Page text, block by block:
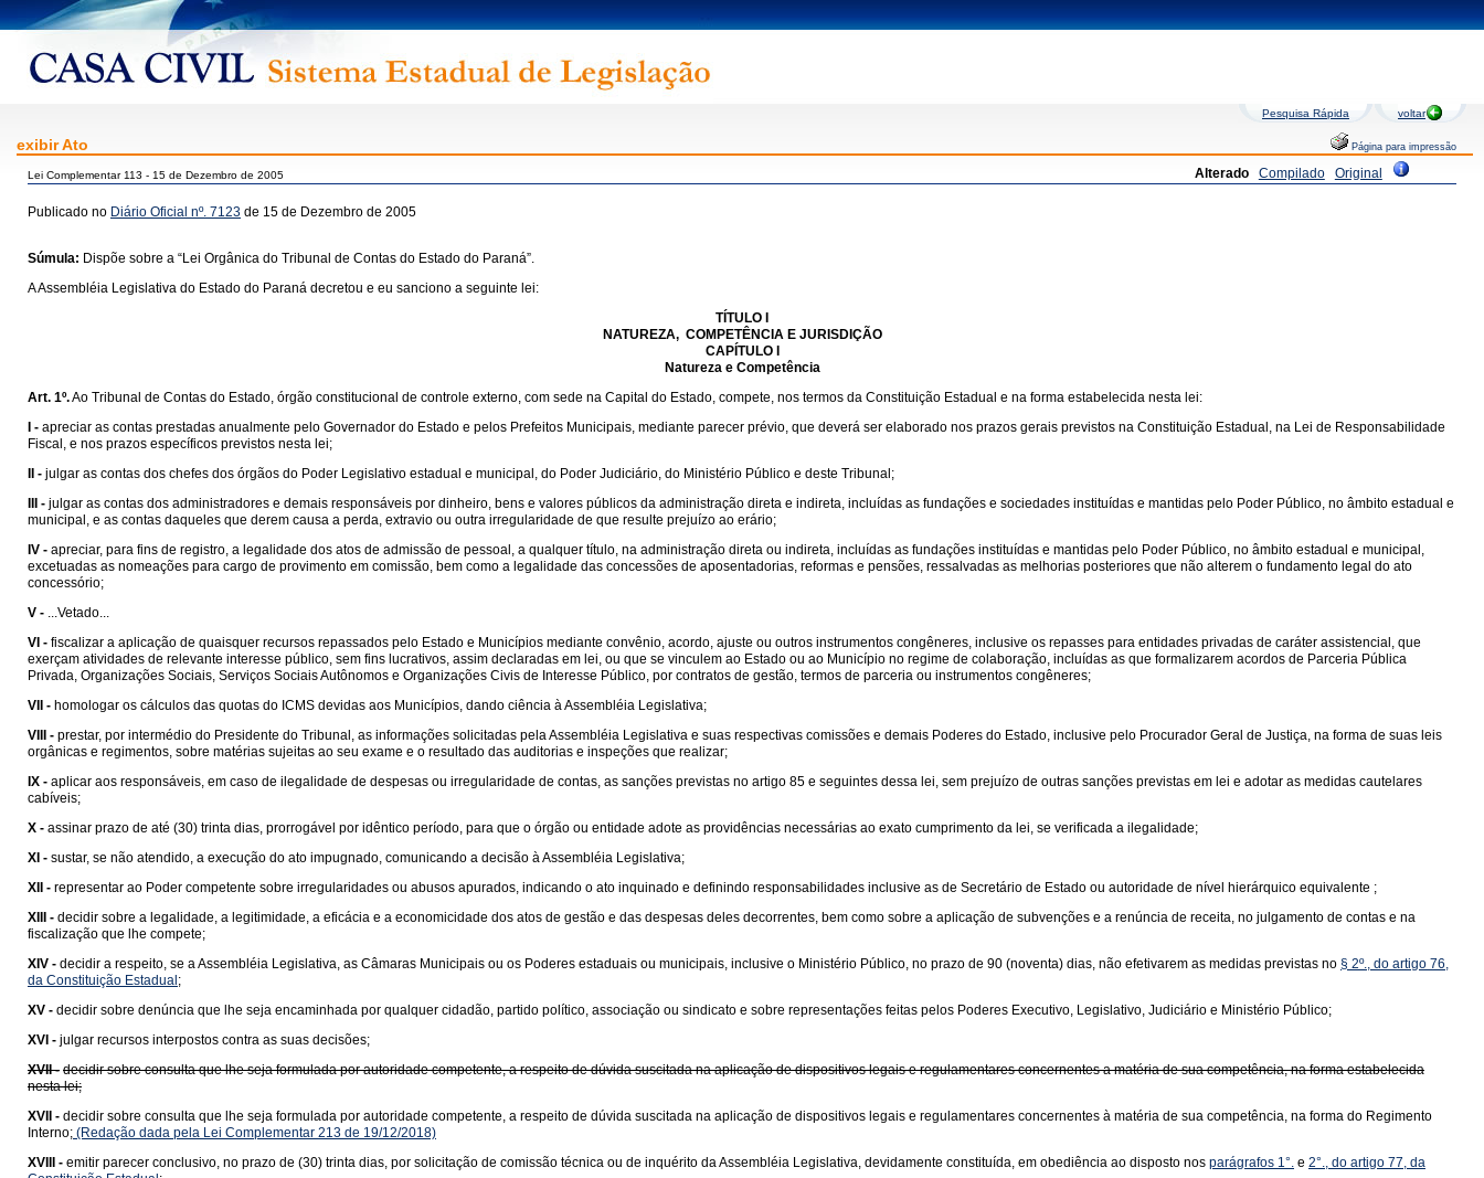
Pesquisa Rápida voltar
exibir Ato Página para impressão
Alterado Compilado Original
Lei Complementar 113 - 15 de Dezembro de 2005
Publicado no Diário Oficial nº. 7123 de 15 de Dezembro de 2005
Súmula: Dispõe sobre a “Lei Orgânica do Tribunal de Contas do Estado do Paraná”.
A Assembléia Legislativa do Estado do Paraná decretou e eu sanciono a seguinte lei:
TÍTULO I
NATUREZA, COMPETÊNCIA E JURISDIÇÃO
CAPÍTULO I
Natureza e Competência
Art. 1º.Ao Tribunal de Contas do Estado, órgão constitucional de controle externo, com sede na Capital do Estado, compete, nos termos da Constituição Estadual e na forma estabelecida nesta lei:
I - apreciar as contas prestadas anualmente pelo Governador do Estado e pelos Prefeitos Municipais, mediante parecer prévio, que deverá ser elaborado nos prazos gerais previstos na Constituição Estadual, na Lei de Responsabilidade
Fiscal, e nos prazos específicos previstos nesta lei;
II - julgar as contas dos chefes dos órgãos do Poder Legislativo estadual e municipal, do Poder Judiciário, do Ministério Público e deste Tribunal;
III - julgar as contas dos administradores e demais responsáveis por dinheiro, bens e valores públicos da administração direta e indireta, incluídas as fundações e sociedades instituídas e mantidas pelo Poder Público, no âmbito estadual e
municipal, e as contas daqueles que derem causa a perda, extravio ou outra irregularidade de que resulte prejuízo ao erário;
IV - apreciar, para fins de registro, a legalidade dos atos de admissão de pessoal, a qualquer título, na administração direta ou indireta, incluídas as fundações instituídas e mantidas pelo Poder Público, no âmbito estadual e municipal,
excetuadas as nomeações para cargo de provimento em comissão, bem como a legalidade das concessões de aposentadorias, reformas e pensões, ressalvadas as melhorias posteriores que não alterem o fundamento legal do ato
concessório;
V - ...Vetado...
VI - fiscalizar a aplicação de quaisquer recursos repassados pelo Estado e Municípios mediante convênio, acordo, ajuste ou outros instrumentos congêneres, inclusive os repasses para entidades privadas de caráter assistencial, que
exerçam atividades de relevante interesse público, sem fins lucrativos, assim declaradas em lei, ou que se vinculem ao Estado ou ao Município no regime de colaboração, incluídas as que formalizarem acordos de Parceria Pública
Privada, Organizações Sociais, Serviços Sociais Autônomos e Organizações Civis de Interesse Público, por contratos de gestão, termos de parceria ou instrumentos congêneres;
VII - homologar os cálculos das quotas do ICMS devidas aos Municípios, dando ciência à Assembléia Legislativa;
VIII - prestar, por intermédio do Presidente do Tribunal, as informações solicitadas pela Assembléia Legislativa e suas respectivas comissões e demais Poderes do Estado, inclusive pelo Procurador Geral de Justiça, na forma de suas leis
orgânicas e regimentos, sobre matérias sujeitas ao seu exame e o resultado das auditorias e inspeções que realizar;
IX - aplicar aos responsáveis, em caso de ilegalidade de despesas ou irregularidade de contas, as sanções previstas no artigo 85 e seguintes dessa lei, sem prejuízo de outras sanções previstas em lei e adotar as medidas cautelares
cabíveis;
X - assinar prazo de até (30) trinta dias, prorrogável por idêntico período, para que o órgão ou entidade adote as providências necessárias ao exato cumprimento da lei, se verificada a ilegalidade;
XI - sustar, se não atendido, a execução do ato impugnado, comunicando a decisão à Assembléia Legislativa;
XII - representar ao Poder competente sobre irregularidades ou abusos apurados, indicando o ato inquinado e definindo responsabilidades inclusive as de Secretário de Estado ou autoridade de nível hierárquico equivalente ;
XIII - decidir sobre a legalidade, a legitimidade, a eficácia e a economicidade dos atos de gestão e das despesas deles decorrentes, bem como sobre a aplicação de subvenções e a renúncia de receita, no julgamento de contas e na
fiscalização que lhe compete;
XIV - decidir a respeito, se a Assembléia Legislativa, as Câmaras Municipais ou os Poderes estaduais ou municipais, inclusive o Ministério Público, no prazo de 90 (noventa) dias, não efetivarem as medidas previstas no § 2º., do artigo 76,
da Constituição Estadual ;
XV - decidir sobre denúncia que lhe seja encaminhada por qualquer cidadão, partido político, associação ou sindicato e sobre representações feitas pelos Poderes Executivo, Legislativo, Judiciário e Ministério Público;
XVI - julgar recursos interpostos contra as suas decisões;
XVII - decidir sobre consulta que lhe seja formulada por autoridade competente, a respeito de dúvida suscitada na aplicação de dispositivos legais e regulamentares concernentes a matéria de sua competência, na forma estabelecida
nesta lei;
XVII - decidir sobre consulta que lhe seja formulada por autoridade competente, a respeito de dúvida suscitada na aplicação de dispositivos legais e regulamentares concernentes à matéria de sua competência, na forma do Regimento
Interno; (Redação dada pela Lei Complementar 213 de 19/12/2018)
XVIII - emitir parecer conclusivo, no prazo de (30) trinta dias, por solicitação de comissão técnica ou de inquérito da Assembléia Legislativa, devidamente constituída, em obediência ao disposto nos parágrafos 1°. e 2°., do artigo 77, da